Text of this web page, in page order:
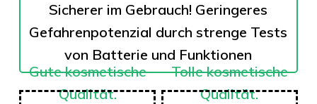
Sicherer im Gebrauch! Geringeres
Gefahrenpotenzial durch strenge Tests
von Batterie und Funktionen
Tolle kosmetische
Qualität.
Gute kosmetische
Qualität.